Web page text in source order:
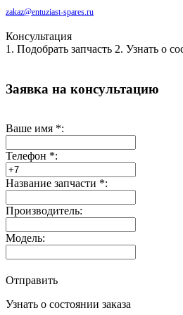
zakaz@entuziast-spares.ru
Консультация
1. Подобрать запчасть 2. Узнать о
Заявка на консультацию
Ваше имя *:
Телефон *:
Название запчасти *:
Производитель:
Модель:
Отправить
Узнать о состоянии заказа